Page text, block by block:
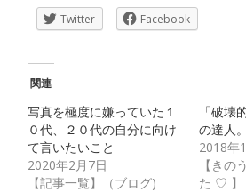
Twitter Facebook
関連
写真を極度に嫌っていた１
０代、２０代の自分に向け
て言いたいこと
2020年2月7日
【記事一覧】（ブログ)
「破壊
の達人
2018年
【きの
た ♡ 】